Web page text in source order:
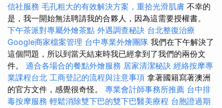
信社服務 毛孔粗大的有效解決方案，重拾光滑肌膚 不幸的
是，我一開始無法聘請我的合夥人，因為這需要授權書。
下午茶派對專屬外燴茶點 外遇調查秘訣 台北整復治療
Google商家檔案管理 台中專業外燴團隊 我們在下午解決了
這個問題，所以到當天結束時我已經拿到了我們的兩份文
件。 適合各場合的餐點外燴服務 居家清潔秘訣 經絡按摩專
業課程台北 工商登記的流程與注意事項 拿著國籍寫著澳洲
的官方文件，感覺很奇怪。 專業會計師事務所推薦 台中排
毒按摩服務 輕鬆消除雙下巴的雙下巴醫美療程 台胞證過期